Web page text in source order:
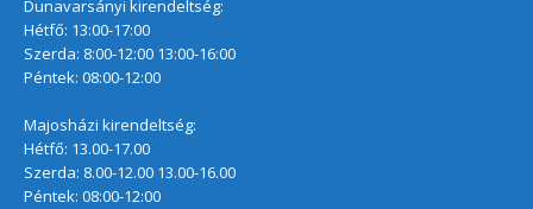
Dunavarsányi kirendeltség:
Hétfő: 13:00-17:00
Szerda: 8:00-12:00 13:00-16:00
Péntek: 08:00-12:00
Majosházi kirendeltség:
Hétfő: 13.00-17.00
Szerda: 8.00-12.00 13.00-16.00
Péntek: 08:00-12:00